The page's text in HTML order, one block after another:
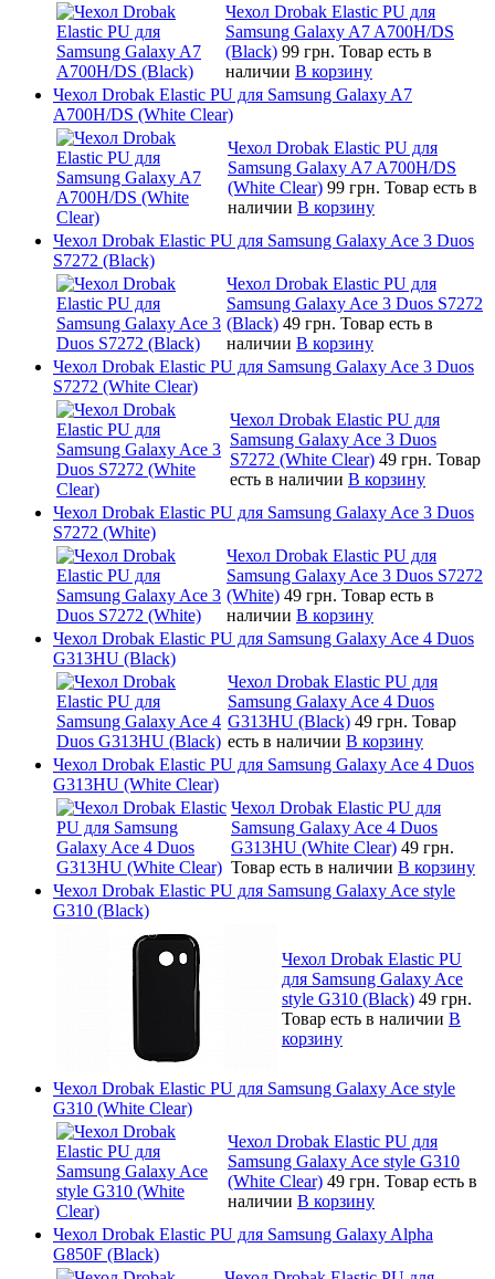
Чехол Drobak Elastic PU для
Samsung Galaxy A7 A700H/DS
(Black) 99 грн. Товар есть в
наличии В корзину
Чехол Drobak Elastic PU для Samsung Galaxy A7
A700H/DS (White Clear)
Чехол Drobak Elastic PU для
Samsung Galaxy A7 A700H/DS
(White Clear) 99 грн. Товар есть в
наличии В корзину
Чехол Drobak Elastic PU для Samsung Galaxy Ace 3 Duos
S7272 (Black)
Чехол Drobak Elastic PU для
Samsung Galaxy Ace 3 Duos S7272
(Black) 49 грн. Товар есть в
наличии В корзину
Чехол Drobak Elastic PU для Samsung Galaxy Ace 3 Duos
S7272 (White Clear)
Чехол Drobak Elastic PU для
Samsung Galaxy Ace 3 Duos
S7272 (White Clear) 49 грн. Товар
есть в наличии В корзину
Чехол Drobak Elastic PU для Samsung Galaxy Ace 3 Duos
S7272 (White)
Чехол Drobak Elastic PU для
Samsung Galaxy Ace 3 Duos S7272
(White) 49 грн. Товар есть в
наличии В корзину
Чехол Drobak Elastic PU для Samsung Galaxy Ace 4 Duos
G313HU (Black)
Чехол Drobak Elastic PU для
Samsung Galaxy Ace 4 Duos
G313HU (Black) 49 грн. Товар
есть в наличии В корзину
Чехол Drobak Elastic PU для Samsung Galaxy Ace 4 Duos
G313HU (White Clear)
Чехол Drobak Elastic PU для
Samsung Galaxy Ace 4 Duos
G313HU (White Clear) 49 грн.
Товар есть в наличии В корзину
Чехол Drobak Elastic PU для Samsung Galaxy Ace style
G310 (Black)
Чехол Drobak Elastic PU
для Samsung Galaxy Ace
style G310 (Black) 49 грн.
Товар есть в наличии В
корзину
Чехол Drobak Elastic PU для Samsung Galaxy Ace style
G310 (White Clear)
Чехол Drobak Elastic PU для
Samsung Galaxy Ace style G310
(White Clear) 49 грн. Товар есть в
наличии В корзину
Чехол Drobak Elastic PU для Samsung Galaxy Alpha
G850F (Black)